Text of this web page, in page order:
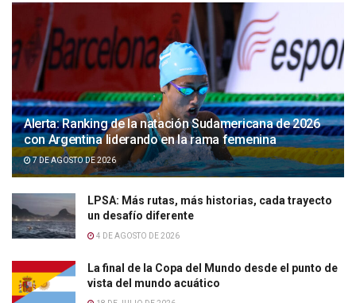
Alerta: Ranking de la natación Sudamericana de 2026
con Argentina liderando en la rama femenina
7 DE AGOSTO DE 2026
LPSA: Más rutas, más historias, cada trayecto
un desafío diferente
4 DE AGOSTO DE 2026
La final de la Copa del Mundo desde el punto de
vista del mundo acuático